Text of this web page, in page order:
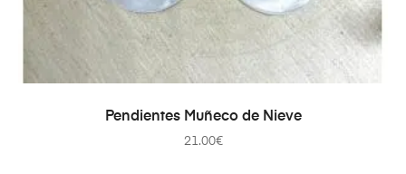
AÑADIR AL CARRITO
Pendientes Muñeco de Nieve
21.00€